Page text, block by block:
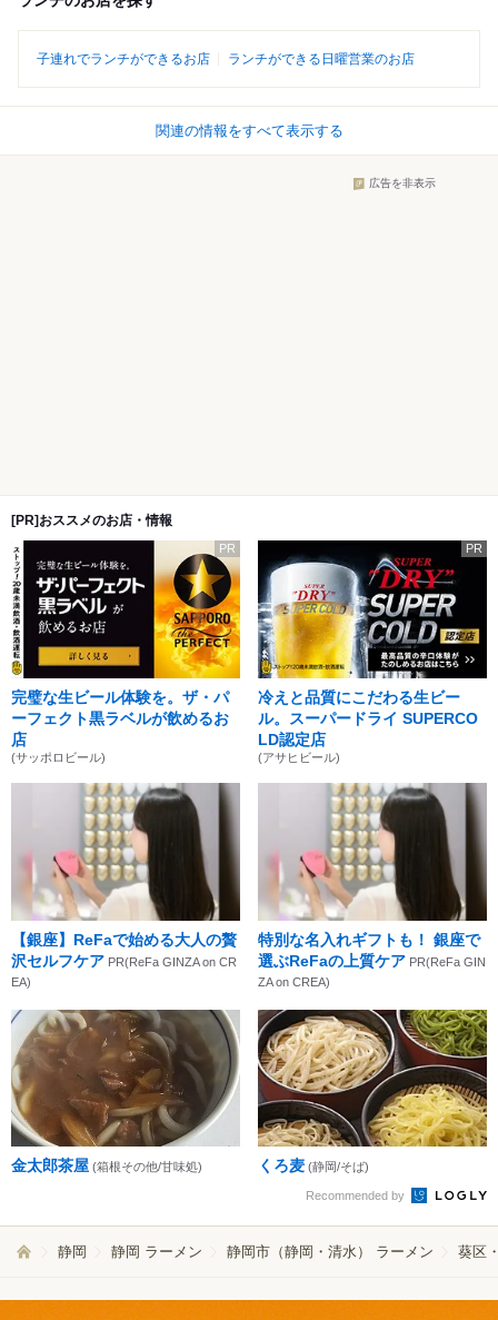
子連れでランチができるお店 ランチができる日曜営業のお店
関連の情報をすべて表示する
広告を非表示
[PR]おススメのお店・情報
PR
完璧な生ビール体験を。ザ・パ
ーフェクト黒ラベルが飲めるお
店
(サッポロビール)
PR
冷えと品質にこだわる生ビー
ル。スーパードライ SUPERCO
LD認定店
(アサヒビール)
【銀座】ReFaで始める大人の贅
沢セルフケア PR(ReFa GINZA on CR
EA)
特別な名入れギフトも！ 銀座で
選ぶReFaの上質ケア PR(ReFa GIN
ZA on CREA)
金太郎茶屋 (箱根その他/甘味処) くろ麦 (静岡/そば)
Recommended by
静岡 静岡 ラーメン 静岡市（静岡・清水） ラーメン 葵区